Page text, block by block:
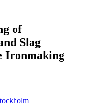
of
Slag
Ironmaking